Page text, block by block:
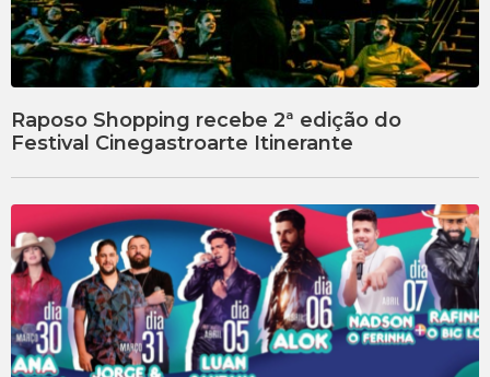
Raposo Shopping recebe 2ª edição do
Festival Cinegastroarte Itinerante